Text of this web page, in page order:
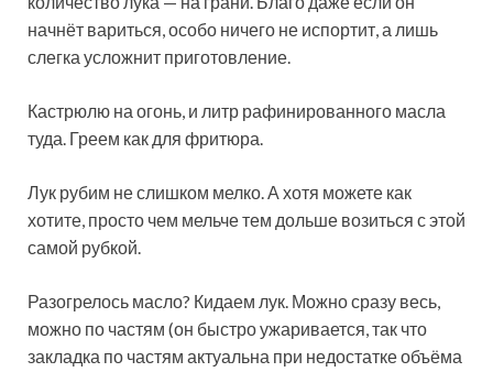
начнёт вариться, особо ничего не испортит, а лишь
слегка усложнит приготовление.
Кастрюлю на огонь, и литр рафинированного масла
туда. Греем как для фритюра.
Лук рубим не слишком мелко. А хотя можете как
хотите, просто чем мельче тем дольше возиться с этой
самой рубкой.
Разогрелось масло? Кидаем лук. Можно сразу весь,
можно по частям (он быстро ужаривается, так что
закладка по частям актуальна при недостатке объёма